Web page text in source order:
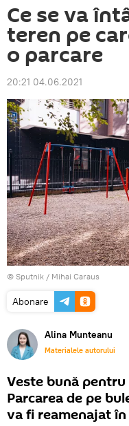
Ce se va
teren pe
o parcare
20:21 04.06.2021
© Sputnik / Mihai Caraus
Abonare
Alina Munteanu
Materialele autorului
Veste bună
Parcarea de pe
va fi reamenajat